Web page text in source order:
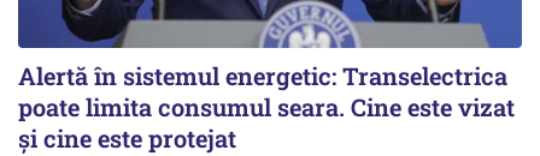
Alertă în sistemul energetic: Transelectrica
poate limita consumul seara. Cine este vizat
și cine este protejat